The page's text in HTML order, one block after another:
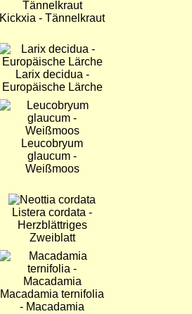
Kickxia - Tännelkraut
Bild
Larix decidua -
Europäische Lärche
Bild
Leucobryum
glaucum -
Weißmoos
Bild
Listera cordata -
Herzblättriges
Zweiblatt
Bild
Macadamia ternifolia
- Macadamia